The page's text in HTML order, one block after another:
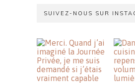
SUIVEZ-NOUS SUR